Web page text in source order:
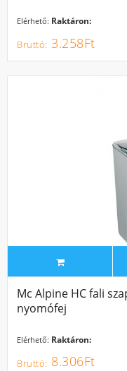
Elérhető: Raktáron:
3.258Ft
Mc Alpine HC fali
nyomófej
Elérhető: Raktáron:
8.306Ft